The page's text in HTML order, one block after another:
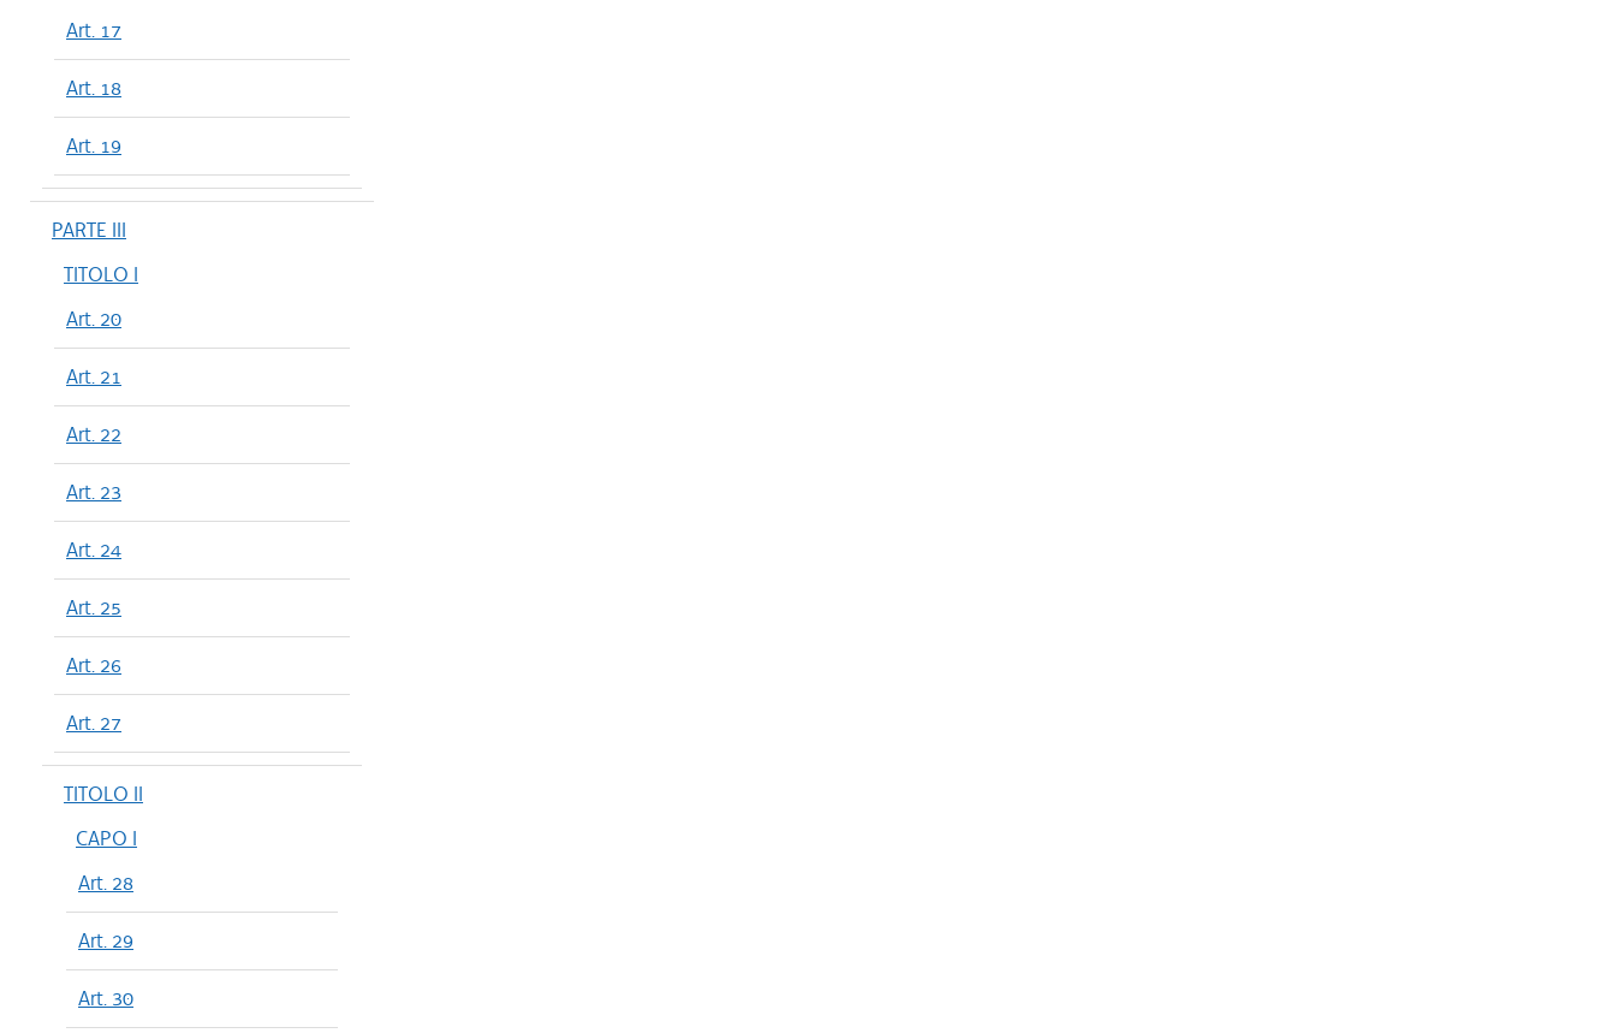
Art. 17
Art. 18
Art. 19
PARTE III
TITOLO I
Art. 20
Art. 21
Art. 22
Art. 23
Art. 24
Art. 25
Art. 26
Art. 27
TITOLO II
CAPO I
Art. 28
Art. 29
Art. 30